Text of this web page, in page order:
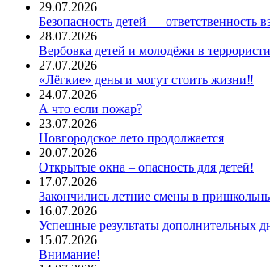
29.07.2026
Безопасность детей — ответственность
28.07.2026
Вербовка детей и молодёжи в
27.07.2026
«Лёгкие» деньги могут стоить жизни‼
24.07.2026
А что если пожар?
23.07.2026
Новгородское лето продолжается
20.07.2026
Открытые окна – опасность для детей!
17.07.2026
Закончились летние смены в
16.07.2026
Успешные результаты дополнительных
15.07.2026
Внимание!